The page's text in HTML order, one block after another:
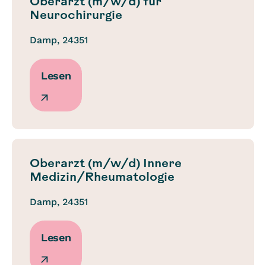
Neurochirurgie
Damp, 24351
Lesen
Oberarzt (m/w/d) Innere
Medizin/Rheumatologie
Damp, 24351
Lesen